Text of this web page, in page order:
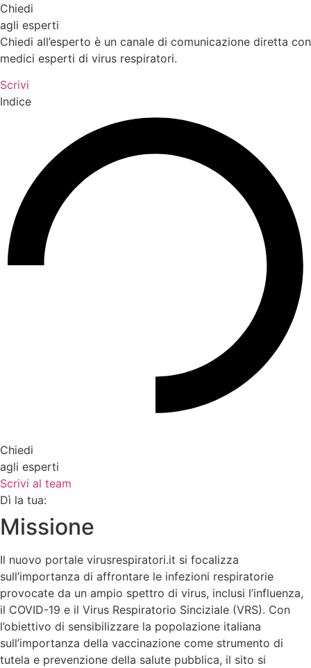
Chiedi
agli esperti
Chiedi all’esperto è un canale di comunicazione diretta con
medici esperti di virus respiratori.
Scrivi
Indice
Chiedi
agli esperti
Scrivi al team
Dì la tua:
Missione
Il nuovo portale virusrespiratori.it si focalizza
sull’importanza di affrontare le infezioni respiratorie
provocate da un ampio spettro di virus, inclusi l’influenza,
il COVID-19 e il Virus Respiratorio Sinciziale (VRS). Con
l’obiettivo di sensibilizzare la popolazione italiana
sull’importanza della vaccinazione come strumento di
tutela e prevenzione della salute pubblica, il sito si